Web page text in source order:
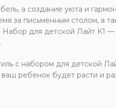
а создание уюта и
за письменным столом, а
для детской Лайт К1 —
с набором для детской
ребенок будет расти и